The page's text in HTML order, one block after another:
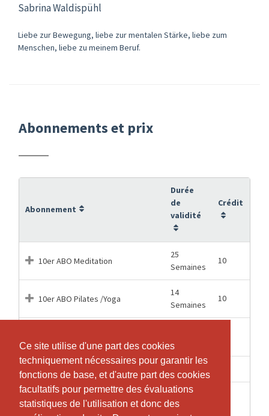
Ce site utilise d'une part des cookies
techniquement nécessaires pour garantir les
fonctions de base, et d'autre part des cookies
facultatifs pour permettre des évaluations
statistiques de l'utilisation et donc des
Ce site utilise d'une part des cookies
techniquement nécessaires pour garantir les
fonctions de base, et d'autre part des cookies
facultatifs pour permettre des évaluations
statistiques de l'utilisation et donc des
Sabrina Waldispühl
Liebe zur Bewegung, liebe zur mentalen Stärke, liebe zum
Menschen, liebe zu meinem Beruf.
Abonnements et prix
Abonnement
Durée
de
validité
Crédit
10er ABO Meditation
25
Semaines
10
10er ABO Pilates /Yoga
14
Semaines
10
buchen
Semaines
Pilates/Yoga, 24 Trainings
Pilates/Yoga; Für die zweite
Lektion in der Woche wenn schon ein
7 Mois